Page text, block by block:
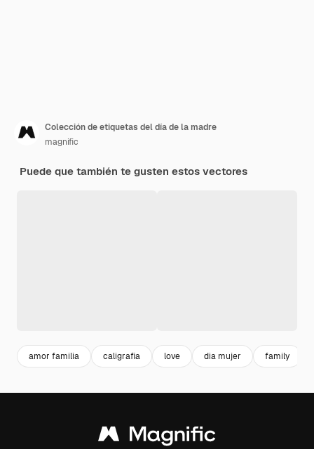
Colección de etiquetas del día de la madre
magnific
Puede que también te gusten estos vectores
amor familia caligrafia love dia mujer family